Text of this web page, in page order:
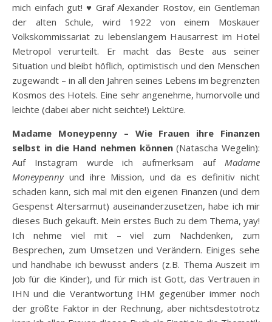
mich einfach gut! ♥ Graf Alexander Rostov, ein Gentleman
der alten Schule, wird 1922 von einem Moskauer
Volkskommissariat zu lebenslangem Hausarrest im Hotel
Metropol verurteilt. Er macht das Beste aus seiner
Situation und bleibt höflich, optimistisch und den Menschen
zugewandt – in all den Jahren seines Lebens im begrenzten
Kosmos des Hotels. Eine sehr angenehme, humorvolle und
leichte (dabei aber nicht seichte!) Lektüre.
Madame Moneypenny – Wie Frauen ihre Finanzen
selbst in die Hand nehmen können(Natascha Wegelin):
Auf Instagram wurde ich aufmerksam auf Madame
Moneypennyund ihre Mission, und da es definitiv nicht
schaden kann, sich mal mit den eigenen Finanzen (und dem
Gespenst Altersarmut) auseinanderzusetzen, habe ich mir
dieses Buch gekauft. Mein erstes Buch zu dem Thema, yay!
Ich nehme viel mit – viel zum Nachdenken, zum
Besprechen, zum Umsetzen und Verändern. Einiges sehe
und handhabe ich bewusst anders (z.B. Thema Auszeit im
Job für die Kinder), und für mich ist Gott, das Vertrauen in
IHN und die Verantwortung IHM gegenüber immer noch
der größte Faktor in der Rechnung, aber nichtsdestotrotz